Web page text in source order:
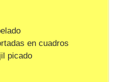
en cuadros
picado